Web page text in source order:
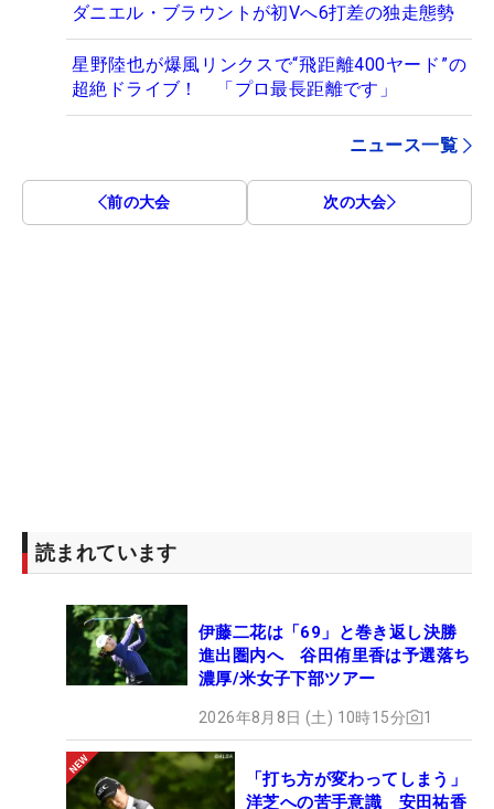
ダニエル・ブラウントが初Vへ6打差の独走態勢
星野陸也が爆風リンクスで“飛距離400ヤード”の
超絶ドライブ！ 「プロ最長距離です」
ニュース一覧
前の大会 次の大会
読まれています
伊藤二花は「69」と巻き返し決勝
進出圏内へ 谷田侑里香は予選落ち
濃厚/米女子下部ツアー
2026年8月8日 (土) 10時15分 1
「打ち方が変わってしまう」
洋芝への苦手意識 安田祐香